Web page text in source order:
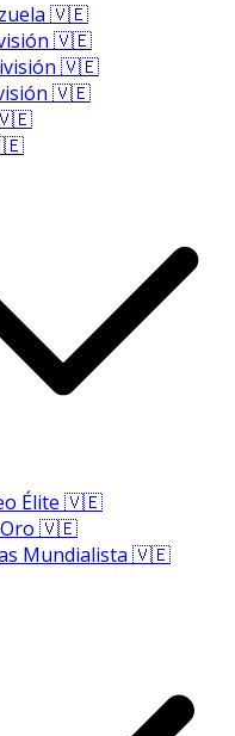
🇻🇪
🇻🇪
🇻🇪
🇻🇪
🇻🇪
Élite 🇻🇪
Oro 🇻🇪
Mundialista 🇻🇪